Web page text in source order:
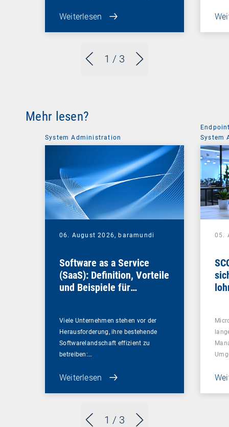
1 / 3
Weiterlesen
Mehr lesen?
1 / 3
System Administration
06. August 2026, baramundi
Software as a Service
(SaaS): Definition, Vorteile
und Beispiele für
Viele Unternehmen stehen vor der
Herausforderung, ihre bestehende
Softwarelandschaft effizient zu
betreiben:…
Weiterlesen
System
05.